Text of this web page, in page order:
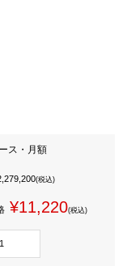
ス・月額
(税込)
¥11,220(税込)